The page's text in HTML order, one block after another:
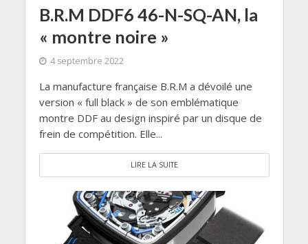
B.R.M DDF6 46-N-SQ-AN, la
« montre noire »
4 septembre 2022
La manufacture française B.R.M a dévoilé une
version « full black » de son emblématique
montre DDF au design inspiré par un disque de
frein de compétition. Elle...
LIRE LA SUITE